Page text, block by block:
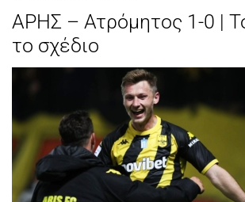
ΑΡΗΣ – Ατρόμητος 1-0 |
το σχέδιο